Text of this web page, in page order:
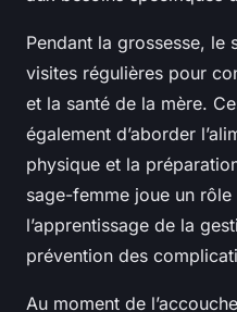
Pendant la grossesse, le
visites régulières pour
et la santé de la mère.
également d’aborder
physique et la
sage-femme joue un
l’apprentissage de la
prévention des
Au moment de